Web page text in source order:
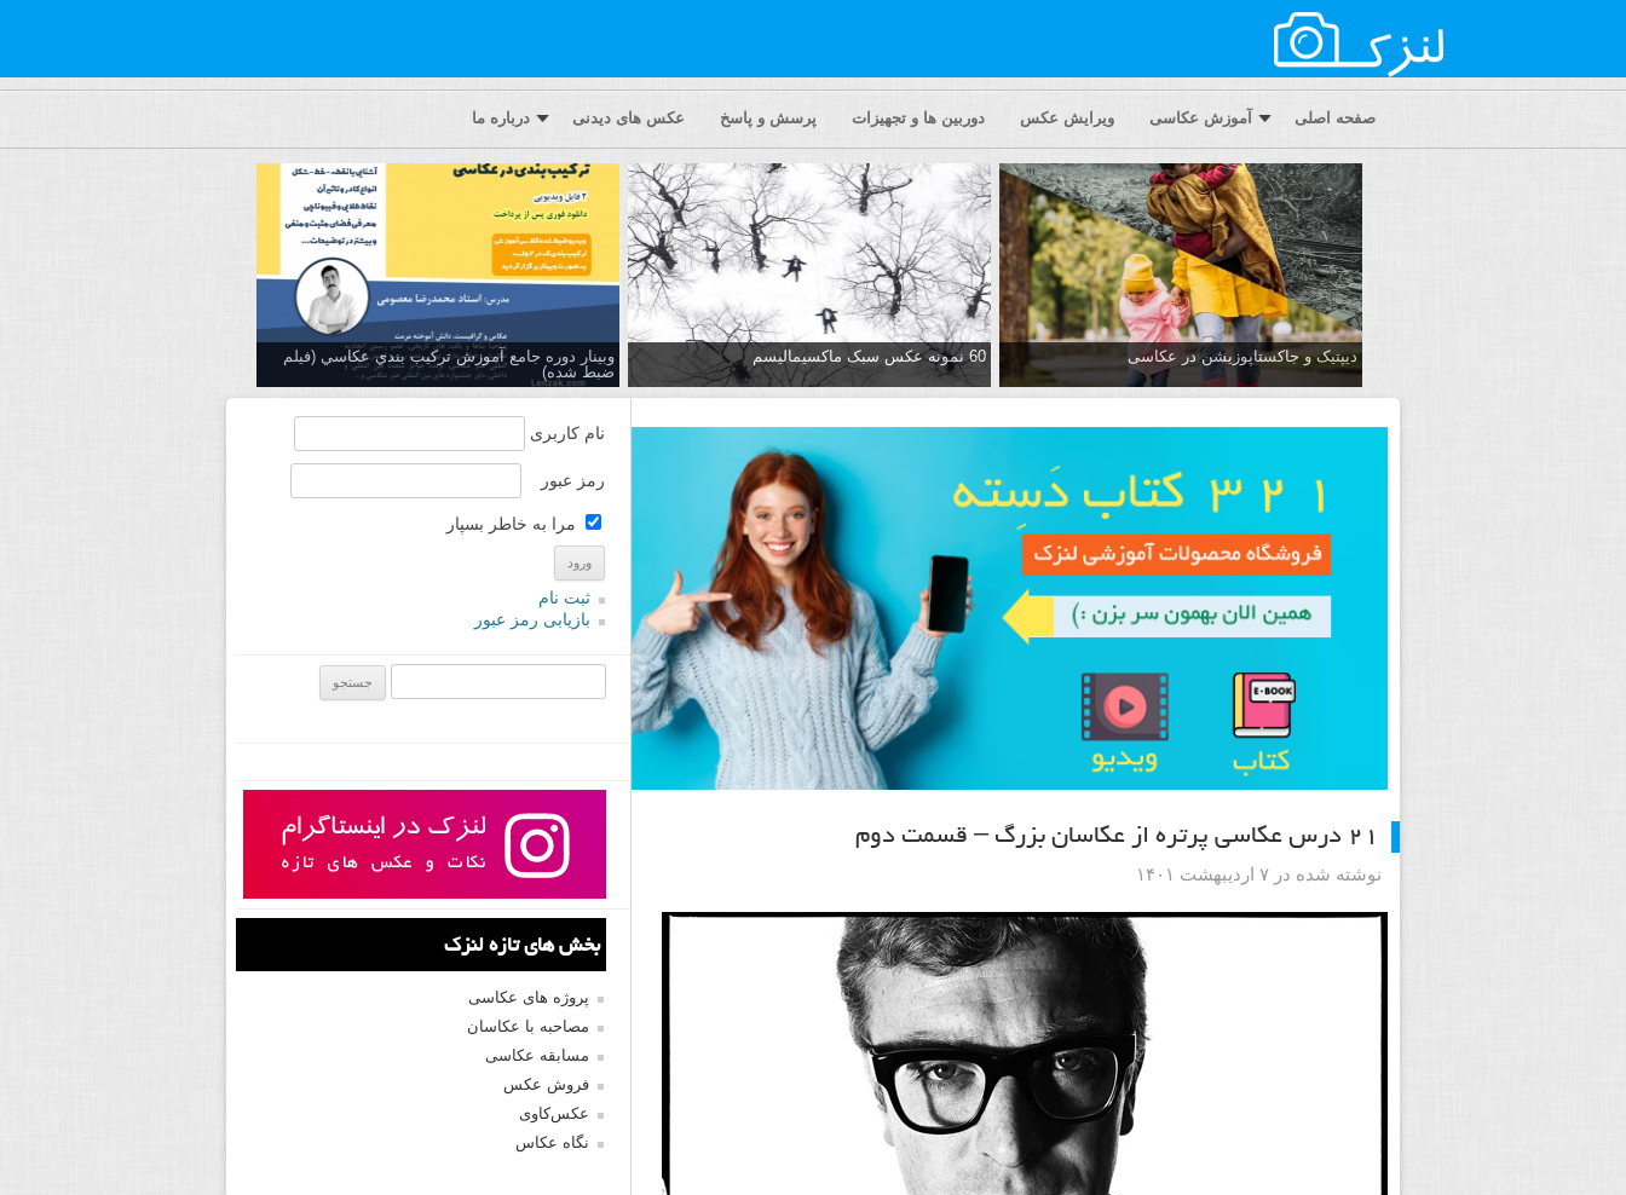
صفحه اصلی آموزش عکاسی ویرایش عکس دوربین ها و تجهیزات پرسش و پاسخ عکس های دیدنی درباره ما
دیپتیک و جاکستا‌پوزیشن در عکاسی 60 نمونه عکس سبک ماکسیمالیسم
وبینار دوره جامع آموزش تركيب بندي عكاسي (فیلم
ضبط شده)
۲۱ درس عکاسی پرتره از عکاسان بزرگ – قسمت دوم
نوشته شده در ۷ اردیبهشت ۱۴۰۱
نام کاربری
رمز عبور
مرا به خاطر بسپار
ثبت نام
بازیابی رمز عبور
بخش های تازه لنزک
پروژه های عکاسی
مصاحبه با عکاسان
مسابقه عکاسی
فروش عکس
عکس‌کاوی
نگاه عکاس